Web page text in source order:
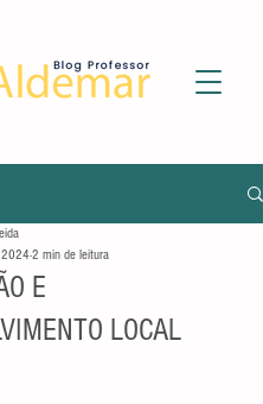
E
LOCAL
2024 2 min de leitura
NaN de 5 estrelas.